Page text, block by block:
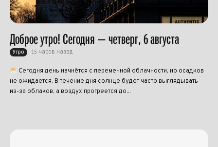
Доброе утро! Сегодня — четверг, 6 августа
Утро 15 часов назад
Сегодня день начнётся с переменной облачности, но осадков
не ожидается. В течение дня солнце будет часто выглядывать
из-за облаков, а воздух прогреется до...